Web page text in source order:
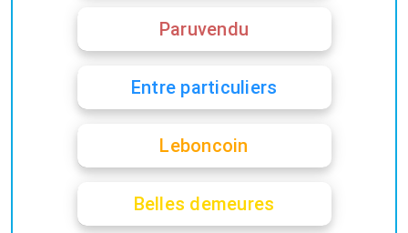
Paruvendu
Entre particuliers
Leboncoin
Belles demeures